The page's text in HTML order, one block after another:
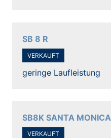
SB 8 R
VERKAUFT
geringe Laufleistung
SB8K SANTA MONICA
VERKAUFT